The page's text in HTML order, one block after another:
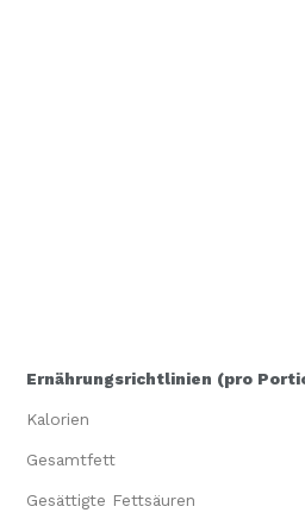
Ernährungsrichtlinien (pro
Kalorien
Gesamtfett
Gesättigte Fettsäuren